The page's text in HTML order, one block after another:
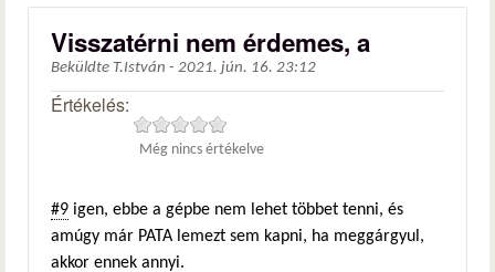
Visszatérni nem érdemes, a
Beküldte T.István - 2021. jún. 16. 23:12
Értékelés:
Még nincs értékelve
#9 igen, ebbe a gépbe nem lehet többet tenni, és
amúgy már PATA lemezt sem kapni, ha meggárgyul,
akkor ennek annyi.